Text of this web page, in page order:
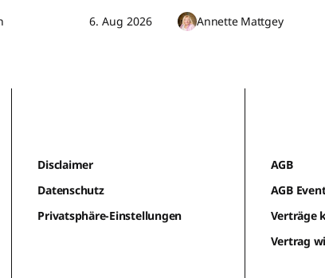
6. Aug 2026 Annette Mattgey
Disclaimer
Datenschutz
Privatsphäre-Einstellungen
AGB
AGB
Verträge
Vertrag